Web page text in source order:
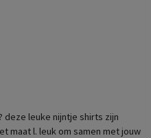
deze leuke nijntje shirts zijn
maat l. leuk om samen met jouw